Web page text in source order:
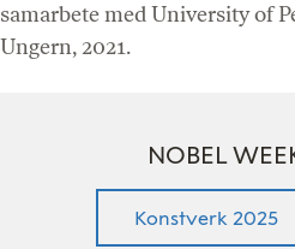
samarbete med University of
Ungern, 2021.
NOBEL
Konstverk 2025